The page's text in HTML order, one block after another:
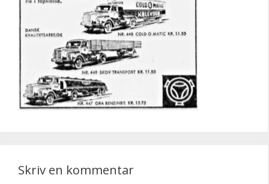
Skriv en kommentar